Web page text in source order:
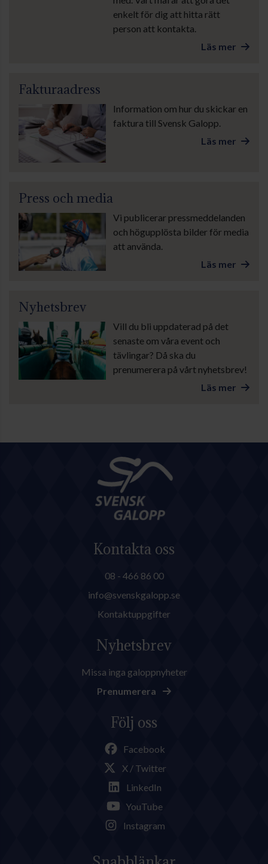
enkelt för dig att hitta rätt
person att kontakta.
Läs mer
Fakturaadress
Information om hur du skickar en
faktura till Svensk Galopp.
Läs mer
Press och media
Vi publicerar pressmeddelanden
och högupplösta bilder för media
att använda.
Läs mer
Nyhetsbrev
Vill du bli uppdaterad på det
senaste om våra event och
tävlingar? Då ska du
prenumerera på vårt nyhetsbrev!
Läs mer
Kontakta oss
08 - 466 86 00
info@svenskgalopp.se
Kontaktuppgifter
Nyhetsbrev
Missa inga galoppnyheter
Prenumerera
Följ oss
Facebook
X / Twitter
LinkedIn
YouTube
Instagram